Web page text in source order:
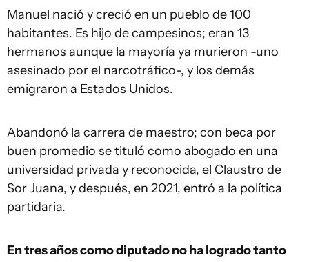
Manuel nació y creció en un pueblo de 100
habitantes. Es hijo de campesinos; eran 13
hermanos aunque la mayoría ya murieron -uno
asesinado por el narcotráfico-, y los demás
emigraron a Estados Unidos.
Abandonó la carrera de maestro; con beca por
buen promedio se tituló como abogado en una
universidad privada y reconocida, el Claustro de
Sor Juana, y después, en 2021, entró a la política
partidaria.
En tres años como diputado no ha logrado tanto